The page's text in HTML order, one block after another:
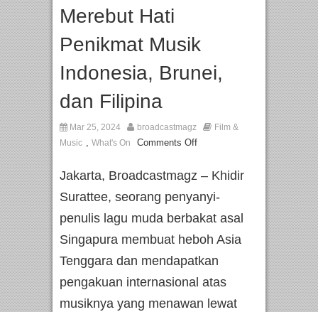
Merebut Hati
Penikmat Musik
Indonesia, Brunei,
dan Filipina
Mar 25, 2024 broadcastmagz
Film &
Music , What's On Comments Off
Jakarta, Broadcastmagz – Khidir
Surattee, seorang penyanyi-
penulis lagu muda berbakat asal
Singapura membuat heboh Asia
Tenggara dan mendapatkan
pengakuan internasional atas
musiknya yang menawan lewat